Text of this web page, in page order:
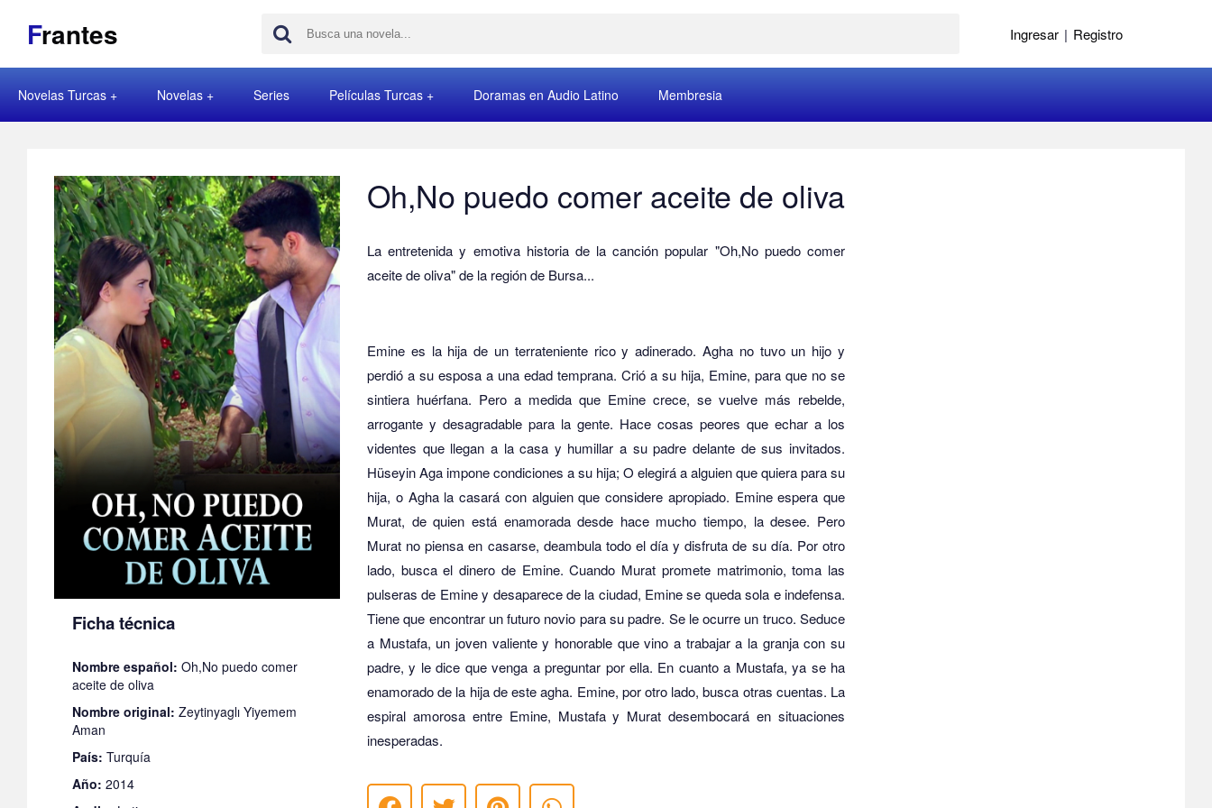
Frantes Ingresar | Registro
Novelas Turcas Novelas Series Películas Turcas Doramas en Audio Latino Membresia
Ficha técnica
Nombre español: Oh,No puedo comer
aceite de oliva
Nombre original: Zeytinyaglı Yiyemem
Aman
País: Turquía
Año: 2014
Oh,No puedo comer aceite de oliva
La entretenida y emotiva historia de la canción popular "Oh,No puedo comer
aceite de oliva" de la región de Bursa...
Emine es la hija de un terrateniente rico y adinerado. Agha no tuvo un hijo y
perdió a su esposa a una edad temprana. Crió a su hija, Emine, para que no se
sintiera huérfana. Pero a medida que Emine crece, se vuelve más rebelde,
arrogante y desagradable para la gente. Hace cosas peores que echar a los
videntes que llegan a la casa y humillar a su padre delante de sus invitados.
Hüseyin Aga impone condiciones a su hija; O elegirá a alguien que quiera para su
hija, o Agha la casará con alguien que considere apropiado. Emine espera que
Murat, de quien está enamorada desde hace mucho tiempo, la desee. Pero
Murat no piensa en casarse, deambula todo el día y disfruta de su día. Por otro
lado, busca el dinero de Emine. Cuando Murat promete matrimonio, toma las
pulseras de Emine y desaparece de la ciudad, Emine se queda sola e indefensa.
Tiene que encontrar un futuro novio para su padre. Se le ocurre un truco. Seduce
a Mustafa, un joven valiente y honorable que vino a trabajar a la granja con su
padre, y le dice que venga a preguntar por ella. En cuanto a Mustafa, ya se ha
enamorado de la hija de este agha. Emine, por otro lado, busca otras cuentas. La
espiral amorosa entre Emine, Mustafa y Murat desembocará en situaciones
inesperadas.